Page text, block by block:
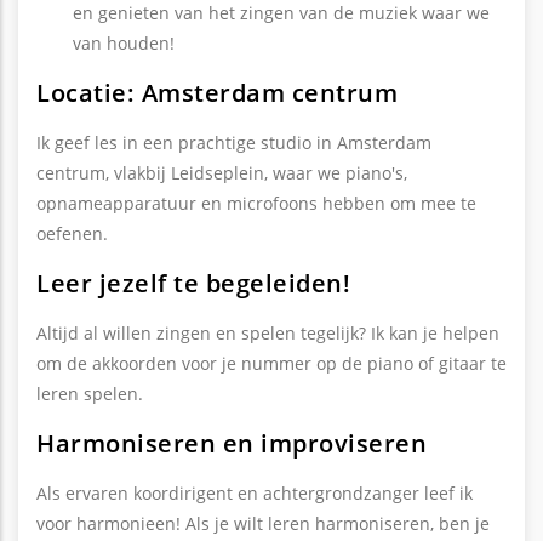
en genieten van het zingen van de muziek waar we
van houden!
Locatie: Amsterdam centrum
Ik geef les in een prachtige studio in Amsterdam
centrum, vlakbij Leidseplein, waar we piano's,
opnameapparatuur en microfoons hebben om mee te
oefenen.
Leer jezelf te begeleiden!
Altijd al willen zingen en spelen tegelijk? Ik kan je helpen
om de akkoorden voor je nummer op de piano of gitaar te
leren spelen.
Harmoniseren en improviseren
Als ervaren koordirigent en achtergrondzanger leef ik
voor harmonieen! Als je wilt leren harmoniseren, ben je